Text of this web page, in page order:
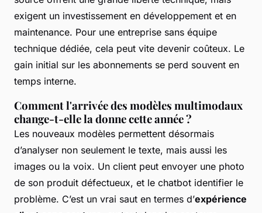
exigent un investissement en développement et en
maintenance. Pour une entreprise sans équipe
technique dédiée, cela peut vite devenir coûteux. Le
gain initial sur les abonnements se perd souvent en
temps interne.
Comment l'arrivée des modèles multimodaux
change-t-elle la donne cette année ?
Les nouveaux modèles permettent désormais
d’analyser non seulement le texte, mais aussi les
images ou la voix. Un client peut envoyer une photo
de son produit défectueux, et le chatbot identifier le
problème. C’est un vrai saut en termes d’expérience